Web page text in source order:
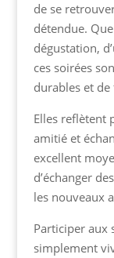
de se
détendue.
dégustation,
ces soirées
durables et
Elles reflètent
amitié et
excellent
d’échanger
les nouveaux
Participer aux
simplement